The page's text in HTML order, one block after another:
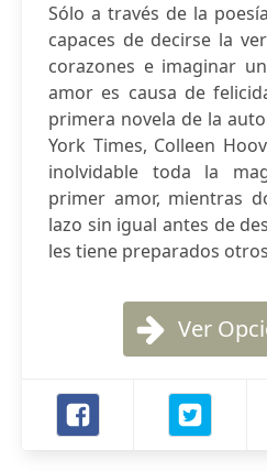
Sólo a través de la
capaces de decirse la
corazones e imaginar
amor es causa de
primera novela de la
York Times, Colleen
inolvidable toda la
primer amor, mientras
lazo sin igual antes de
les tiene preparados
Ver